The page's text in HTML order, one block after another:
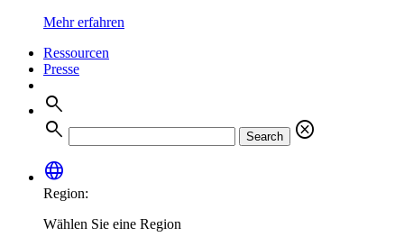
Mehr erfahren
Ressourcen
Presse
search
search
Search
cancel
language
Region:
Wählen Sie eine Region